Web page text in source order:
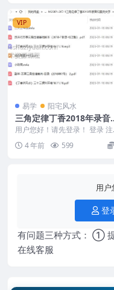
VIP
易学 阳宅风水
三角定律丁香2018年录音
案例文字
用户您好！请先登录！ 登录 注
三角定律丁香2018年录音和案例
文字 苏方行...
4 年前 599
用户
登
有问题三种方式： ①
在线客服